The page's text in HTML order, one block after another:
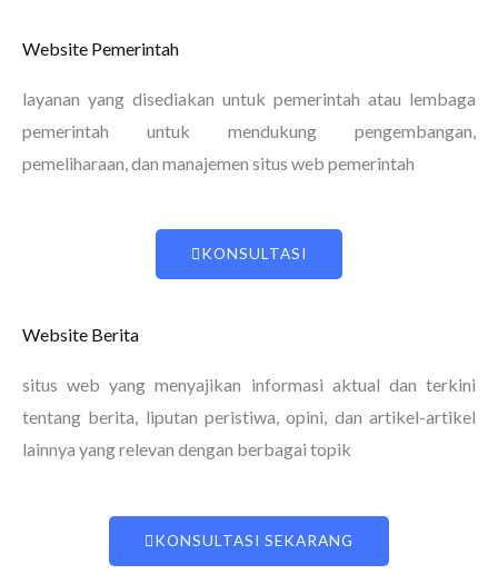
Website Pemerintah
layanan yang disediakan untuk pemerintah atau lembaga
pemerintah untuk mendukung pengembangan,
pemeliharaan, dan manajemen situs web pemerintah
KONSULTASI
Website Berita
situs web yang menyajikan informasi aktual dan terkini
tentang berita, liputan peristiwa, opini, dan artikel-artikel
lainnya yang relevan dengan berbagai topik
KONSULTASI SEKARANG